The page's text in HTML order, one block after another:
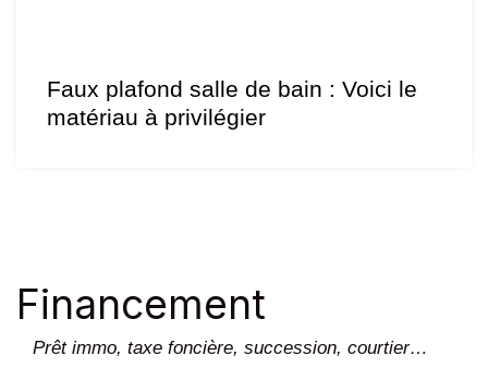
Faux plafond salle de bain : Voici le
matériau à privilégier
Financement
Prêt immo, taxe foncière, succession, courtier…